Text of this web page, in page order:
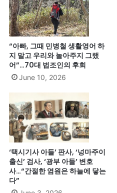
“아빠, 그때 민병철 생활영어 하
지 말고 우리와 놀아주지 그랬
어”…70대 법조인의 후회
June 10, 2026
‘택시기사 아들’ 판사, ‘넝마주이
출신’ 검사, ‘광부 아들’ 변호
사…“간절한 염원은 하늘에 닿는
다”